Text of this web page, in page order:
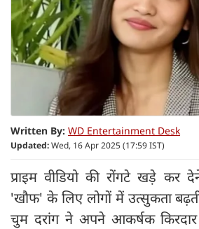
Written By: WD Entertainment Desk
Updated:Wed, 16 Apr 2025 (17:59 IST)
प्राइम वीडियो की रोंगटे खड़े कर
'खौफ' के लिए लोगों में उत्सुकता
चुम दरांग ने अपने आकर्षक